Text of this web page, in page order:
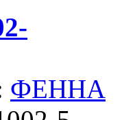
ФЕННА